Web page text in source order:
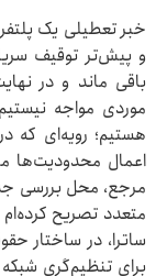
خبر تعطیلی یک
و پیش‌تر توقیف
باقی ماند و در
موردی مواجه
هستیم؛ رویه‌ای که
اعمال محدودیت‌ها
مرجع، محل بررسی
متعدد تصریح
ساترا، در ساختار
برای تنظیم‌گری